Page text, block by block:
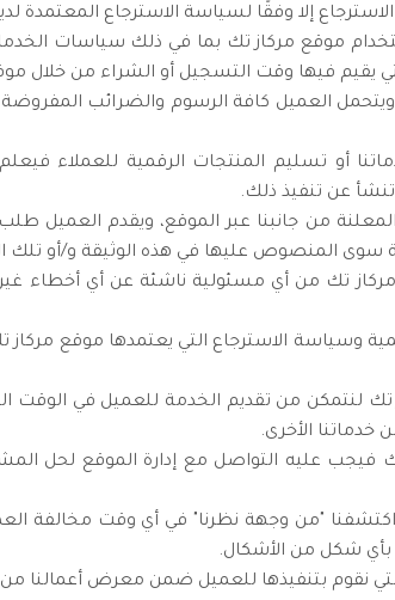
إلا وفقًا لسياسة الاسترجاع المعتمدة
موقع مركاز تك بما في ذلك سياسات
يقيم فيها وقت التسجيل أو الشراء من خلال
العميل كافة الرسوم والضرائب المفروضة
أو تسليم المنتجات الرقمية للعملاء
تنشأ عن تنفيذ ذلك.
من جانبنا عبر الموقع، ويقدم العميل
المنصوص عليها في هذه الوثيقة و/أو تلك
مركاز تك من أي مسئولية ناشئة عن أي أخطاء
وسياسة الاسترجاع التي يعتمدها موقع مركاز
تك لنتمكن من تقديم الخدمة للعميل في الوقت
خدماتنا الأخرى.
عليه التواصل مع إدارة الموقع لحل
"من وجهة نظرنا" في أي وقت مخالفة
بأي شكل من الأشكال.
نقوم بتنفيذها للعميل ضمن معرض أعمالنا